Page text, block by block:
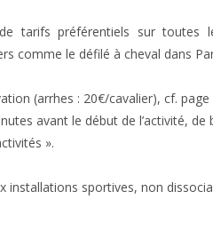
tarifs préférentiels sur toutes
comme le défilé à cheval dans
(arrhes : 20€/cavalier), cf. page
avant le début de l’activité,
».
installations sportives, non